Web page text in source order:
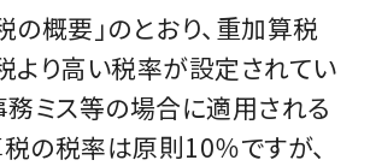
の概要」のとおり、重加算税
より高い税率が設定されてい
務ミス等の場合に適用される
の税率は原則10％ですが、